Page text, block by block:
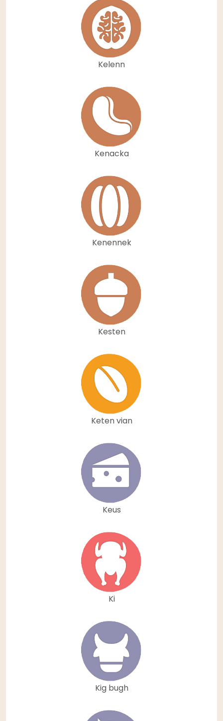
Kelenn
Kenacka
Kenennek
Kesten
Keten vian
Keus
Ki
Kig bugh